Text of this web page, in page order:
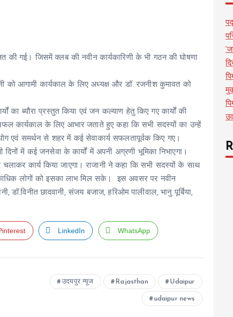
गई। जिसमें क्लब की नवीन कार्यकारिणी के भी गठन की घोषणा
को आगामी कार्यकाल के लिए अध्यक्ष और डॉ. रजनीश कुमावत को
का ब्यौरा प्रस्तुत किया एवं जन कल्याण हेतु किए गए कार्यों की
कार्यकाल के लिए आभार जताते हुए कहा कि सभी सदस्यों का उन्हें
एवं समर्थन से शहर में कई सेवाकार्य सफलतापूर्वक किए गए।
में कई जनसेवा के कार्यों में अपनी अग्रणी भूमिका निभाएगा।
कार्य किया जाएगा। राजानी ने कहा कि सभी सदस्यों के साथ
लोगों को इसका लाभ मिल सके। इस अवसर पर नवीन
छादवानी, संजय बजाज, हरिओम पालीवाल, भानु पूर्बिया,
LinkedIn WhatsApp
उदयपुर न्यूज Rajasthan Udaipur
udaipur news